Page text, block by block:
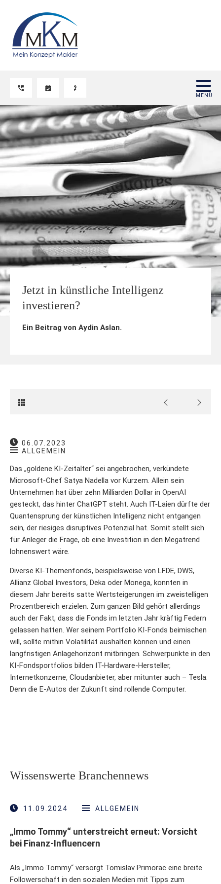
Jetzt in künstliche Intelligenz
investieren?
Ein Beitrag von Aydin Aslan.
06.07.2023
ALLGEMEIN
Das „goldene KI-Zeitalter“ sei angebrochen, verkündete
Microsoft-Chef Satya Nadella vor Kurzem. Allein sein
Unternehmen hat über zehn Milliarden Dollar in OpenAI
gesteckt, das hinter ChatGPT steht. Auch IT-Laien dürfte der
Quantensprung der künstlichen Intelligenz nicht entgangen
sein, der riesiges disruptives Potenzial hat. Somit stellt sich
für Anleger die Frage, ob eine Investition in den Megatrend
lohnenswert wäre.
Diverse KI-Themenfonds, beispielsweise von LFDE, DWS,
Allianz Global Investors, Deka oder Monega, konnten in
diesem Jahr bereits satte Wertsteigerungen im zweistelligen
Prozentbereich erzielen. Zum ganzen Bild gehört allerdings
auch der Fakt, dass die Fonds im letzten Jahr kräftig Federn
gelassen hatten. Wer seinem Portfolio KI-Fonds beimischen
will, sollte mithin Volatilität aushalten können und einen
langfristigen Anlagehorizont mitbringen. Schwerpunkte in den
KI-Fondsportfolios bilden IT-Hardware-Hersteller,
Internetkonzerne, Cloudanbieter, aber mitunter auch – Tesla.
Denn die E-Autos der Zukunft sind rollende Computer.
Wissenswerte Branchennews
11.09.2024 ALLGEMEIN
„Immo Tommy“ unterstreicht erneut: Vorsicht
bei Finanz-Influencern
Als „Immo Tommy“ versorgt Tomislav Primorac eine breite
Followerschaft in den sozialen Medien mit Tipps zum